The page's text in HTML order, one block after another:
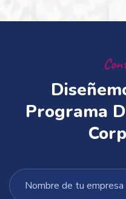
Programa